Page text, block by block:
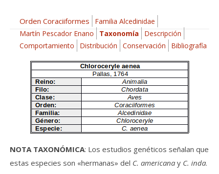
Orden Coraciiformes
Familia Alcedinidae
Martín Pescador Enano
Taxonomía
Descripción
Comportamiento
Distribución Conservación Bibliografía
NOTA TAXONÓMICA: Los estudios genéticos señalan que
estas especies son «hermanas» del C. americana y C. inda.